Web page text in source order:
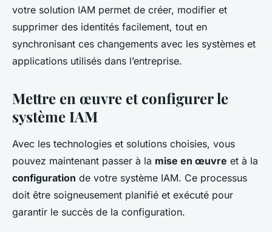
votre solution IAM permet de créer, modifier et
supprimer des identités facilement, tout en
synchronisant ces changements avec les systèmes et
applications utilisés dans l’entreprise.
Mettre en œuvre et configurer le
système IAM
Avec les technologies et solutions choisies, vous
pouvez maintenant passer à la mise en œuvre et à la
configuration de votre système IAM. Ce processus
doit être soigneusement planifié et exécuté pour
garantir le succès de la configuration.